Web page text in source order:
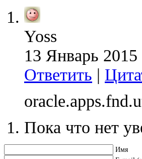
Yoss
13 Январь 2015
Ответить |
Пока что нет
Имя